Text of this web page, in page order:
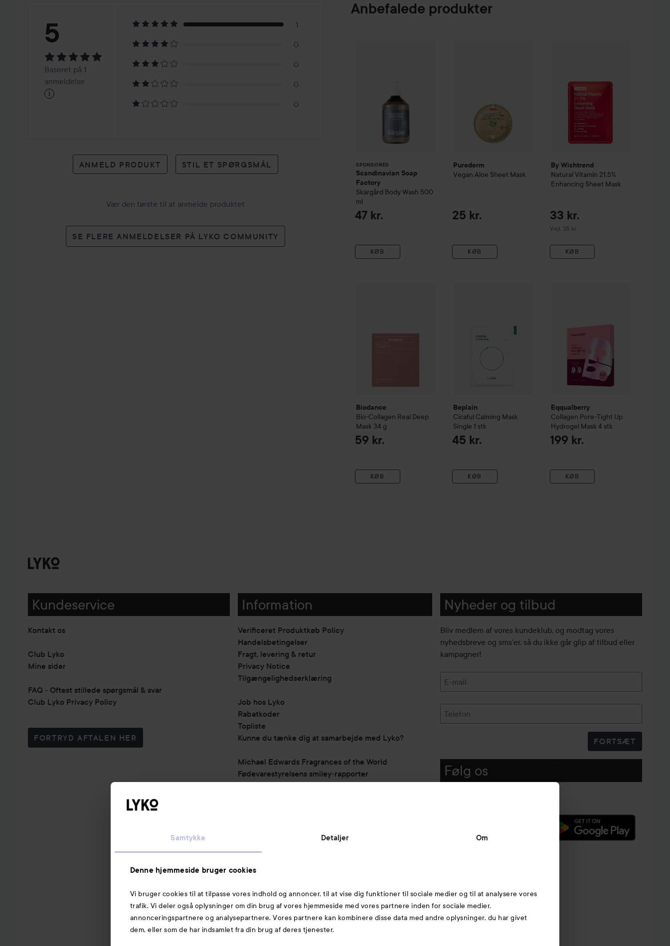
Samtykke Detaljer Om
Denne hjemmeside bruger cookies
Vi bruger cookies til at tilpasse vores indhold og annoncer, til at vise dig funktioner til sociale medier og til at analysere vores
trafik. Vi deler også oplysninger om din brug af vores hjemmeside med vores partnere inden for sociale medier,
annonceringspartnere og analysepartnere. Vores partnere kan kombinere disse data med andre oplysninger, du har givet
dem, eller som de har indsamlet fra din brug af deres tjenester.
Bedømmelse:
5Baseret
på
anmeldelse
5
Baseret på 1
anmeldelse
i
1
0
0
0
0
ANMELD PRODUKT STIL ET SPØRGSMÅL
Vær den første til at anmelde produktet
SE FLERE ANMELDELSER PÅ LYKO COMMUNITY
Anbefalede produkter
SPONSORED
Scandinavian Soap
Factory
Skärgård Body Wash 500
ml
47 kr.
KØB
Purederm
Vegan Aloe Sheet Mask
25 kr.
KØB
By Wishtrend
Natural Vitamin 21.5%
Enhancing Sheet Mask
33 kr.
Vejl. 35 kr.
Vejledende pris 35 kr.
KØB
Biodance
Bio-Collagen Real Deep
Mask 34 g
59 kr.
KØB
Beplain
Cicaful Calming Mask
Single 1 stk
45 kr.
KØB
Eqqualberry
Collagen Pore-Tight Up
Hydrogel Mask 4 stk
199 kr.
KØB
Kundeservice
Kontakt os
Club Lyko
Mine sider
FAQ - Oftest stillede spørgsmål & svar
Club Lyko Privacy Policy
FORTRYD AFTALEN HER
Information
Verificeret Produktkøb Policy
Handelsbetingelser
Fragt, levering & retur
Privacy Notice
Tilgængelighedserklæring
Job hos Lyko
Rabatkoder
Topliste
Kunne du tænke dig at samarbejde med Lyko?
Michael Edwards Fragrances of the World
Fødevarestyrelsens smiley-rapporter
CVR nr.: 40753613
Mere at udforske
Glattejern
Nyheder og tilbud
Bliv medlem af vores kundeklub, og modtag vores
nyhedsbreve og sms'er, så du ikke går glip af tilbud eller
kampagner!
E-mail
Telefon
FORTSÆT
Følg os